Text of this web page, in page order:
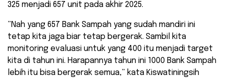
325 menjadi 657 unit pada akhir 2025.
​”Nah yang 657 Bank Sampah yang sudah mandiri ini
tetap kita jaga biar tetap bergerak. Sambil kita
monitoring evaluasi untuk yang 400 itu menjadi target
kita di tahun ini. Harapannya tahun ini 1000 Bank Sampah
lebih itu bisa bergerak semua,” kata Kiswatiningsih